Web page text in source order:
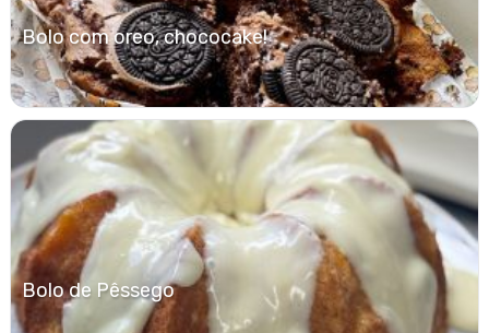
Bolo com oreo, chococake!
Bolo de Pêssego